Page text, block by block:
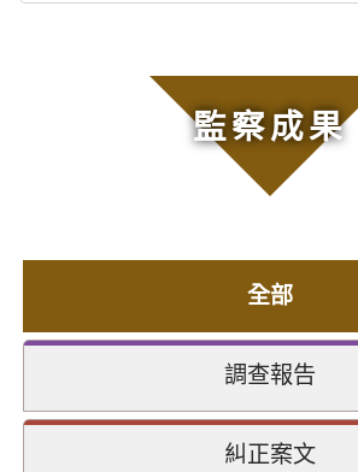
監察成果
全部
調查報告
糾正案文